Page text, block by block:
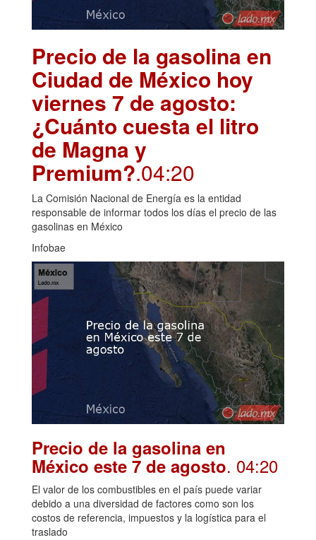
Precio de la gasolina en
Ciudad de México hoy
viernes 7 de agosto:
¿Cuánto cuesta el litro
de Magna y
Premium?.04:20
La Comisión Nacional de Energía es la entidad
responsable de informar todos los días el precio de las
gasolinas en México
Infobae
Precio de la gasolina en
México este 7 de agosto. 04:20
El valor de los combustibles en el país puede variar
debido a una diversidad de factores como son los
costos de referencia, impuestos y la logística para el
traslado